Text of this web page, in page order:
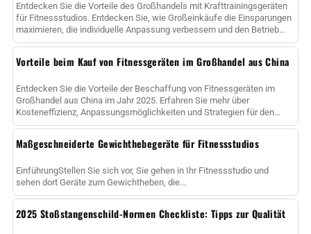
Entdecken Sie die Vorteile des Großhandels mit Krafttrainingsgeräten
für Fitnessstudios. Entdecken Sie, wie Großeinkäufe die Einsparungen
maximieren, die individuelle Anpassung verbessern und den Betrieb
rationalisieren......
Vorteile beim Kauf von Fitnessgeräten im Großhandel aus China
Entdecken Sie die Vorteile der Beschaffung von Fitnessgeräten im
Großhandel aus China im Jahr 2025. Erfahren Sie mehr über
Kosteneffizienz, Anpassungsmöglichkeiten und Strategien für den
Erfolg......
Maßgeschneiderte Gewichthebegeräte für Fitnessstudios
EinführungStellen Sie sich vor, Sie gehen in Ihr Fitnessstudio und
sehen dort Geräte zum Gewichtheben, die...
2025 Stoßstangenschild-Normen Checkliste: Tipps zur Qualität